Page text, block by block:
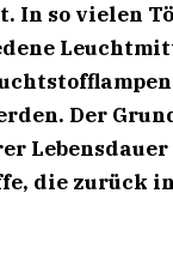
In so vielen
Der
die zurück